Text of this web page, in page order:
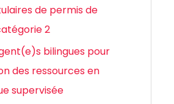
de permis de
2
bilingues pour
des ressources en
supervisée